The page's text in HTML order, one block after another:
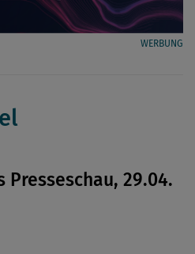
WERBUNG
Presseschau, 29.04.